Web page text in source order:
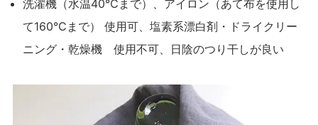
洗濯機（水温40℃まで）、アイロン（あて布を使用し
て160℃まで） 使用可、塩素系漂白剤・ドライクリー
ニング・乾燥機 使用不可、日陰のつり干しが良い